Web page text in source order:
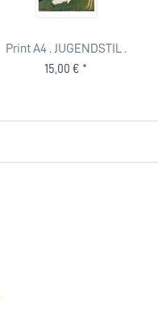
Print A4 . JUGENDSTIL .
JUGEND TANZ . edited by...
15,00 € *